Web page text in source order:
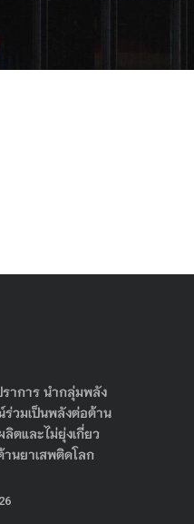
าการ นำกลุ่มพลัง
วมเป็นพลังต่อต้าน
ลิตและไม่ยุ่งเกี่ยว
านยาเสพติดโลก